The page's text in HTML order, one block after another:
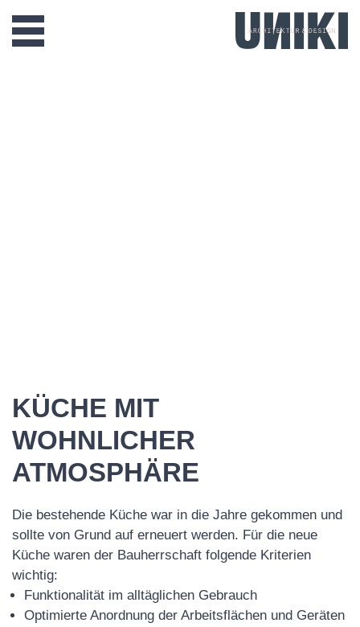
KÜCHE MIT
WOHNLICHER
ATMOSPHÄRE
Die bestehende Küche war in die Jahre gekommen und
sollte von Grund auf erneuert werden. Für die neue
Küche waren der Bauherrschaft folgende Kriterien
wichtig:
Funktionalität im alltäglichen Gebrauch
Optimierte Anordnung der Arbeitsflächen und Geräten